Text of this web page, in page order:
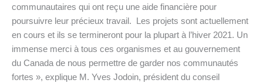
communautaires qui ont reçu une aide financière pour
poursuivre leur précieux travail. Les projets sont actuellement
en cours et ils se termineront pour la plupart à l’hiver 2021. Un
immense merci à tous ces organismes et au gouvernement
du Canada de nous permettre de garder nos communautés
fortes », explique M. Yves Jodoin, président du conseil